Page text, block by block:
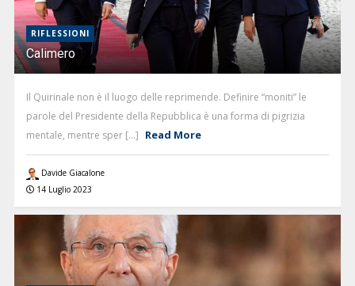
RIFLESSIONI
Calimero
Il Quirinale non è il luogo delle reprimende. Definire “moniti” le
parole del Presidente della Repubblica è una forma di pigrizia
mentale, mentre sper [...] Read More
Davide Giacalone
14 Luglio 2023